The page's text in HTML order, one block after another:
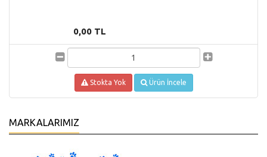
0,00 TL
Stokta Yok Ürün İncele
MARKALARIMIZ